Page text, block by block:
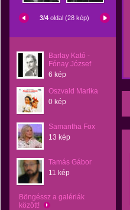
3/4 oldal (28 kép)
Barlay Kató -
Fónay József
6 kép
Oszvald Marika
0 kép
Samantha Fox
13 kép
Tamás Gábor
11 kép
Böngéssz a galériák
között!